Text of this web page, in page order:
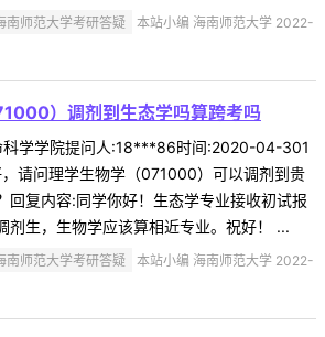
南师范大学考研答疑
本站小编 海南师范大学 2022-
）调剂到生态学吗算跨考吗
科学学院提问人:18***86时间:2020-04-301
请问理学生物学（071000）可以调剂到贵
回复内容:同学你好！生态学专业接收初试报
剂生，生物学应该算相近专业。祝好！ ...
南师范大学考研答疑
本站小编 海南师范大学 2022-